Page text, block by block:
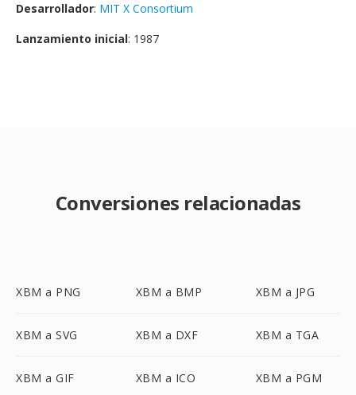
Desarrollador: MIT X Consortium
Lanzamiento inicial: 1987
Conversiones relacionadas
XBM a PNG XBM a BMP XBM a JPG
XBM a SVG XBM a DXF XBM a TGA
XBM a GIF XBM a ICO XBM a PGM